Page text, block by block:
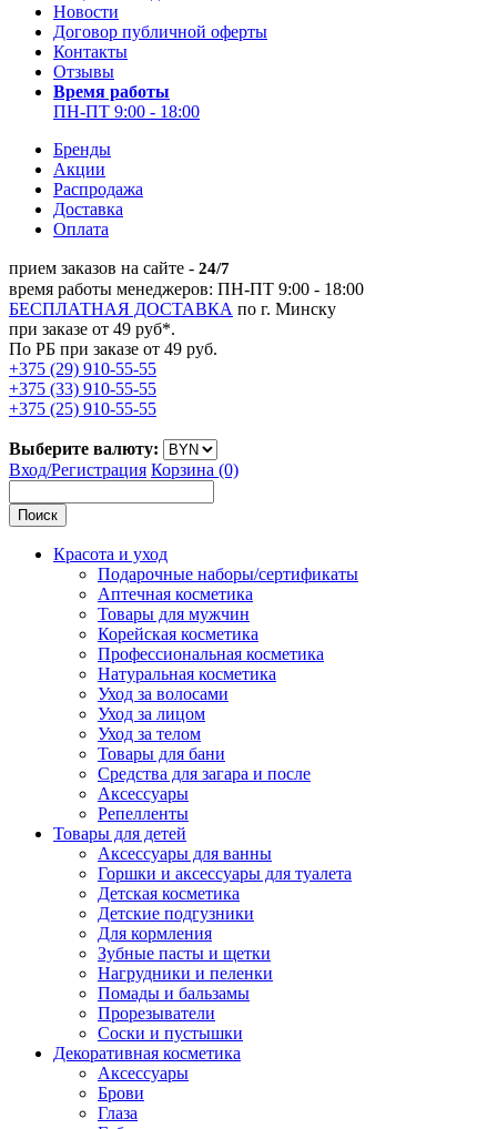
Новости
Договор публичной оферты
Контакты
Отзывы
Время работы
ПН-ПТ 9:00 - 18:00
Бренды
Акции
Распродажа
Доставка
Оплата
прием заказов на сайте - 24/7
время работы менеджеров: ПН-ПТ 9:00 - 18:00
БЕСПЛАТНАЯ ДОСТАВКА по г. Минску
при заказе от 49 руб*.
По РБ при заказе от 49 руб.
+375 (29) 910-55-55
+375 (33) 910-55-55
+375 (25) 910-55-55
Выберите валюту:
Вход/Регистрация Корзина (0)
Поиск
Красота и уход
Подарочные наборы/сертификаты
Аптечная косметика
Товары для мужчин
Корейская косметика
Профессиональная косметика
Натуральная косметика
Уход за волосами
Уход за лицом
Уход за телом
Товары для бани
Средства для загара и после
Аксессуары
Репелленты
Товары для детей
Аксессуары для ванны
Горшки и аксессуары для туалета
Детская косметика
Детские подгузники
Для кормления
Зубные пасты и щетки
Нагрудники и пеленки
Помады и бальзамы
Прорезыватели
Соски и пустышки
Декоративная косметика
Аксессуары
Брови
Глаза